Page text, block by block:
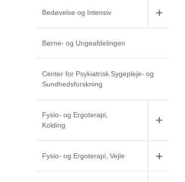
Bedøvelse og Intensiv
Børne- og Ungeafdelingen
Center for Psykiatrisk Sygepleje- og
Sundhedsforskning
Fysio- og Ergoterapi,
Kolding
Fysio- og Ergoterapi, Vejle